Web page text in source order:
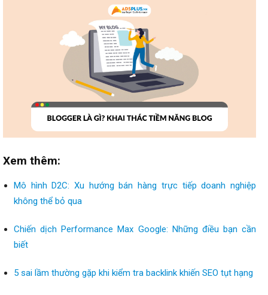
Xem thêm:
Mô hình D2C: Xu hướng bán hàng trực tiếp doanh nghiệp
không thể bỏ qua
Chiến dịch Performance Max Google: Những điều bạn cần
biết
5 sai lầm thường gặp khi kiểm tra backlink khiến SEO tụt hạng